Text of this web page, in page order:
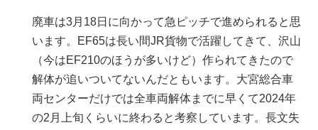
廃車は3月18日に向かって急ピッチで進められると思
います。EF65は長い間JR貨物で活躍してきて、沢山
（今はEF210のほうが多いけど）作られてきたので
解体が追いついてないんだともいます。大宮総合車
両センターだけでは全車両解体までに早くて2024年
の2月上旬くらいに終わると考察しています。長文失